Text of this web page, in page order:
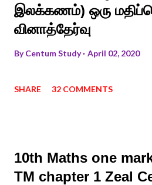
இலக்கணம்) ஒரு
வினாத்தேர்வு
ByCentum Study April 02, 2020
SHARE 32 COMMENTS
10th Maths one
TM chapter 1 Zeal